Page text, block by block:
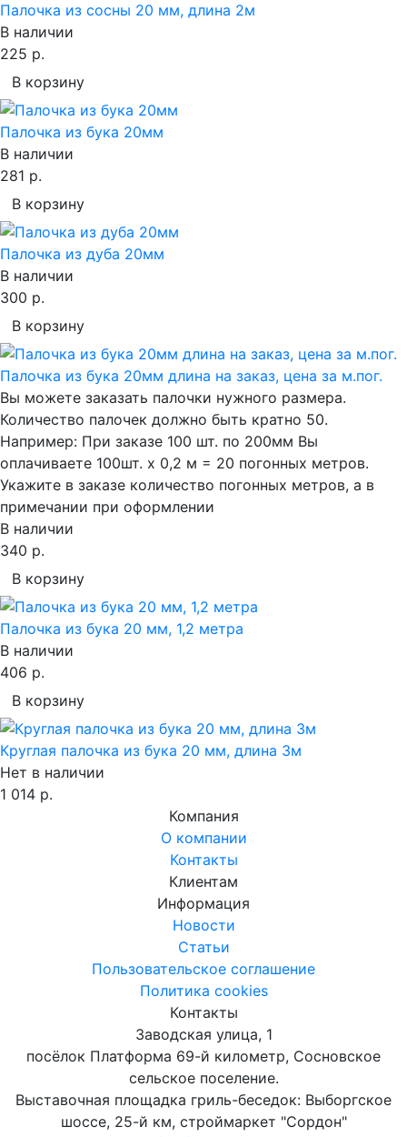
Палочка из сосны 20 мм, длина 2м
В наличии
225 р.
В корзину
Палочка из бука 20мм
В наличии
281 р.
В корзину
Палочка из дуба 20мм
В наличии
300 р.
В корзину
Палочка из бука 20мм длина на заказ, цена за м.пог.
Вы можете заказать палочки нужного размера.
Количество палочек должно быть кратно 50.
Например: При заказе 100 шт. по 200мм Вы
оплачиваете 100шт. х 0,2 м = 20 погонных метров.
Укажите в заказе количество погонных метров, а в
примечании при оформлении
В наличии
340 р.
В корзину
Палочка из бука 20 мм, 1,2 метра
В наличии
406 р.
В корзину
Круглая палочка из бука 20 мм, длина 3м
Нет в наличии
1 014 р.
Компания
О компании
Контакты
Клиентам
Информация
Новости
Статьи
Пользовательское соглашение
Политика cookies
Контакты
Заводская улица, 1
посёлок Платформа 69-й километр, Сосновское
сельское поселение.
Выставочная площадка гриль-беседок: Выборгское
шоссе, 25-й км, строймаркет "Сордон"